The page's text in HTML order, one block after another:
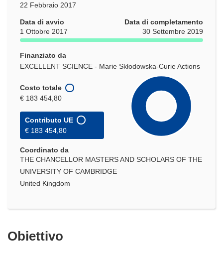
22 Febbraio 2017
Data di avvio
1 Ottobre 2017
Data di completamento
30 Settembre 2019
Finanziato da
EXCELLENT SCIENCE - Marie Skłodowska-Curie Actions
Costo totale
€ 183 454,80
Contributo UE
€ 183 454,80
Coordinato da
THE CHANCELLOR MASTERS AND SCHOLARS OF THE
UNIVERSITY OF CAMBRIDGE
United Kingdom
Obiettivo